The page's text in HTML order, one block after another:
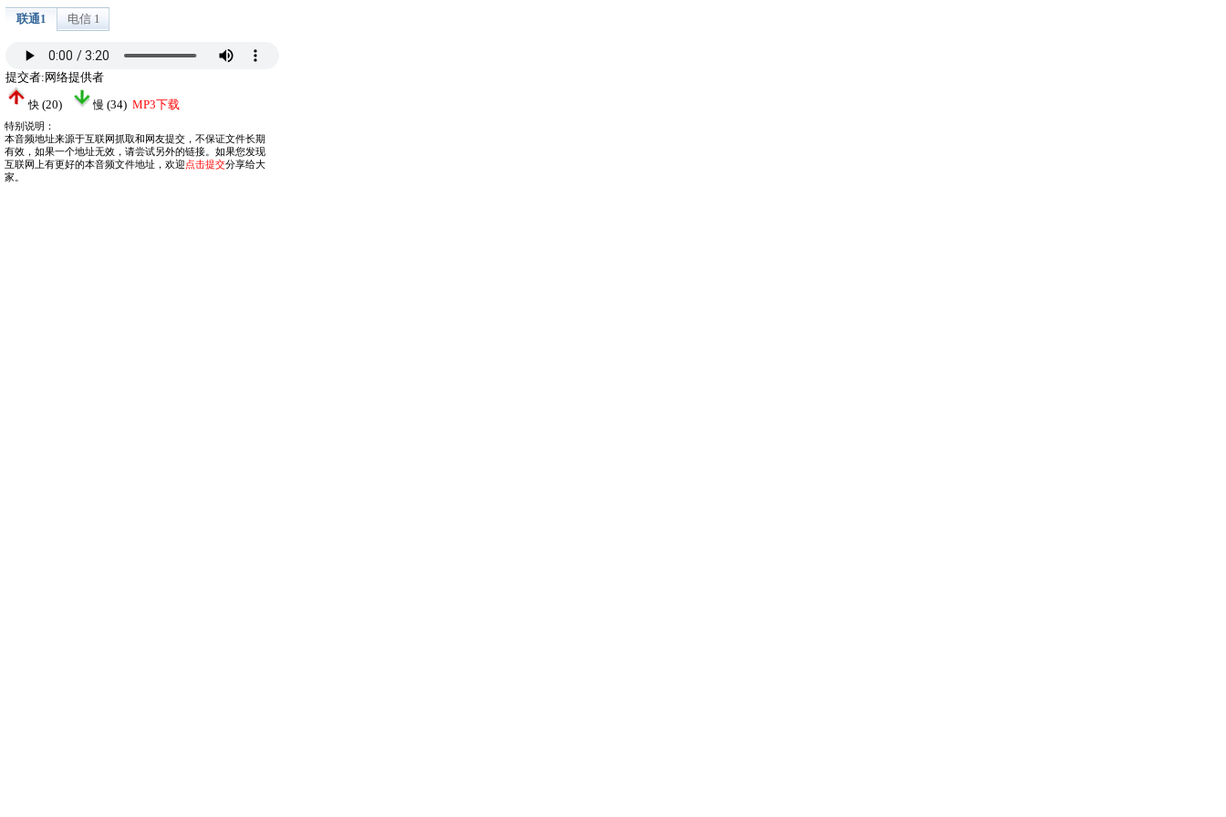
联通1 电信 1
提交者:网络提供者
快 (20) 慢 (34) MP3下载
特别说明：
本音频地址来源于互联网抓取和网友提交，不保证文件长期
有效，如果一个地址无效，请尝试另外的链接。如果您发现
互联网上有更好的本音频文件地址，欢迎点击提交分享给大
家。